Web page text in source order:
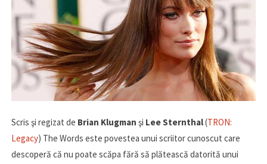
Scris şi regizat de Brian Klugman şi Lee Sternthal(TRON:
Legacy) The Words este povestea unui scriitor cunoscut care
descoperă că nu poate scăpa fără să plătească datorită unui